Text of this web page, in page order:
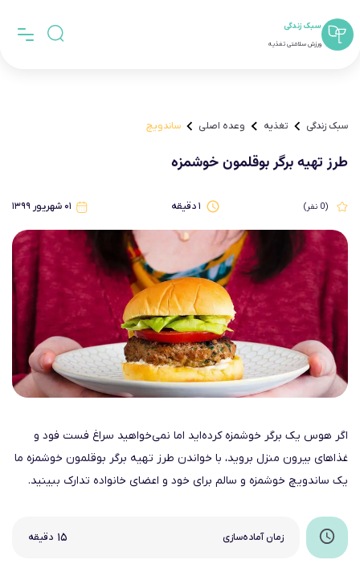
سبک زندگی
ورزش سلامتی تغذیه
سبک زندگی تغذیه وعده اصلی ساندویچ
طرز تهیه برگر بوقلمون خوشمزه
(
0 نفر) ۱دقیقه ۰۱ شهریور ۱۳۹۹
اگر هوس یک برگر خوشمزه کرده‌اید اما نمی‌خواهید سراغ فست‌ فود و
غذاهای بیرون منزل بروید، با خواندن طرز تهیه برگر بوقلمون خوشمزه ما
یک ساندویچ خوشمزه و سالم برای خود و اعضای خانواده تدارک ببینید.
زمان آماده‌سازی ۱۵ دقیقه